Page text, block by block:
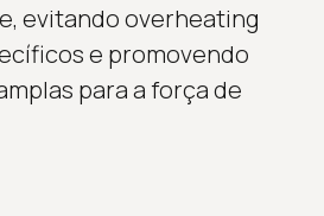
evitando overheating
e promovendo
para a força de